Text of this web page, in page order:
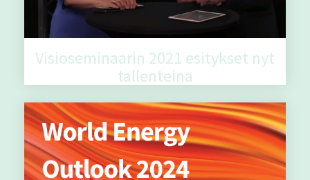
Visioseminaarin 2021 esitykset nyt
tallenteina